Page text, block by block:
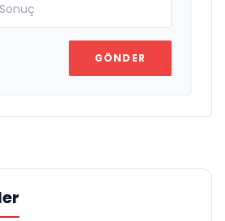
GÖNDER